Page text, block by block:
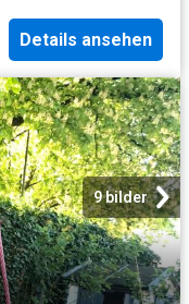
Details ansehen
9 bilder